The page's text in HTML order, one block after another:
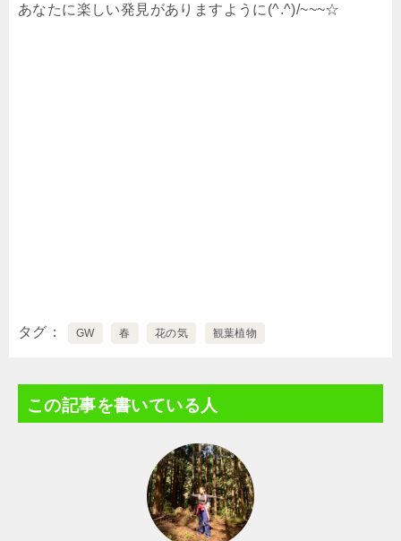
あなたに楽しい発見がありますように(^.^)/~~~☆
タグ GW 春 花の気 観葉植物
この記事を書いている人